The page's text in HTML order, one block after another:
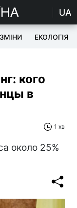
UA
ЗМІНИ ЕКОЛОГІЯ
кого
в
1 хв
около 25%